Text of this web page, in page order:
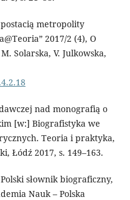
metropolity
2017/2 (4), O
Solarska, V. Julkowska,
nad monografią o
[w:] Biografistyka we
Teoria i praktyka,
Łódź 2017, s. 149–163.
słownik biograficzny,
Nauk – Polska